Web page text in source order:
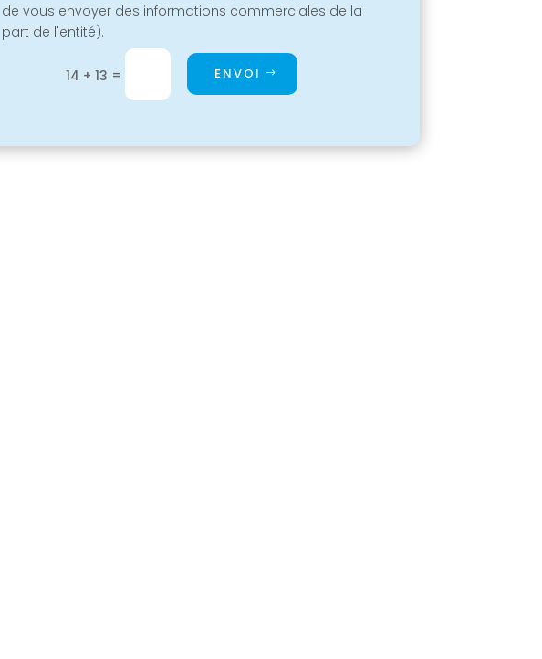
de vous envoyer des informations commerciales de la
part de l'entité).
14 + 13 = ENVOI